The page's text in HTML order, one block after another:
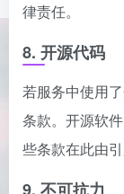
律责任。
8. 开源代码
若服务中使用
条款。开源软
些条款在此由